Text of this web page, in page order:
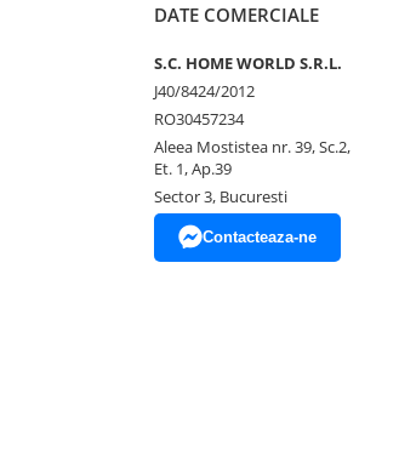
DATE COMERCIALE
S.C. HOME WORLD S.R.L.
J40/8424/2012
RO30457234
Aleea Mostistea nr. 39, Sc.2,
Et. 1, Ap.39
Sector 3, Bucuresti
Contacteaza-ne